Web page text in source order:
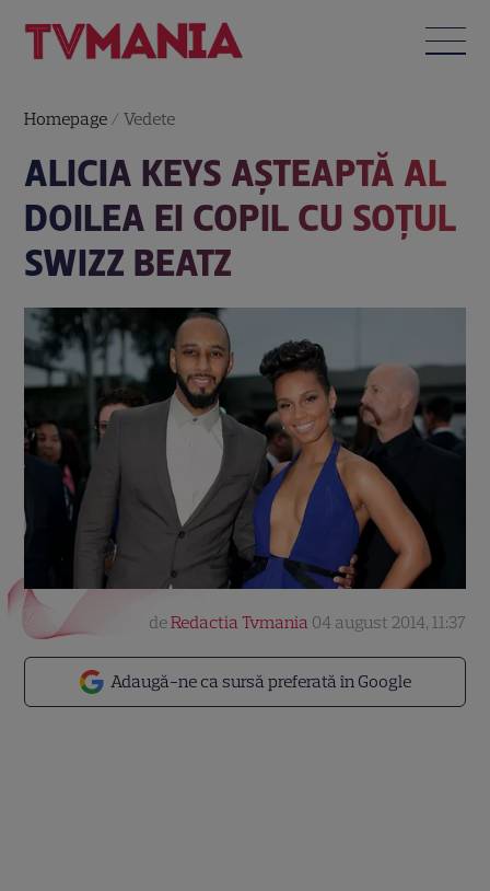
Homepage /Vedete
ALICIA KEYS AŞTEAPTĂ AL
DOILEA EI COPIL CU SOŢUL
SWIZZ BEATZ
Adaugă-ne ca sursă preferată în Google
deRedactia Tvmania 04 august 2014, 11:37